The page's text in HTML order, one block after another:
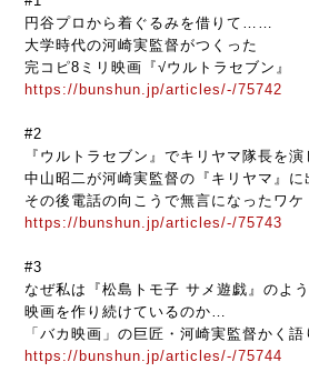
円谷プロから着ぐるみを借りて……
大学時代の河崎実監督がつくった
完コピ8ミリ映画『√ウルトラセブン』
https://bunshun.jp/articles/-/75742
#2
『ウルトラセブン』でキリヤマ隊長を演
中山昭二が河崎実監督の『キリヤマ』
その後電話の向こうで無言になったワケ
https://bunshun.jp/articles/-/75743
#3
なぜ私は『松島トモ子 サメ遊戯』のよ
映画を作り続けているのか…
「バカ映画」の巨匠・河崎実監督かく語
https://bunshun.jp/articles/-/75744